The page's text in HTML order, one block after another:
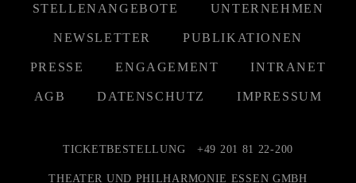
STELLENANGEBOTE UNTERNEHMEN
NEWSLETTER PUBLIKATIONEN
PRESSE ENGAGEMENT INTRANET
AGB DATENSCHUTZ IMPRESSUM
TICKETBESTELLUNG +49 201 81 22-200
THEATER UND PHILHARMONIE ESSEN GMBH